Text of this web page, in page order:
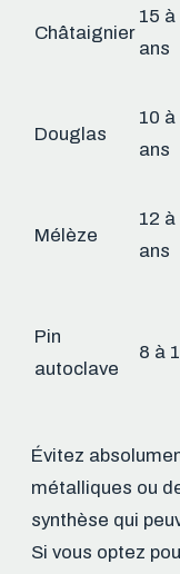
Châtaignier
15 à
ans
Douglas
10 à
ans
Mélèze
12 à
ans
Pin
autoclave
8 à
Évitez
métalliques ou
synthèse qui
Si vous optez